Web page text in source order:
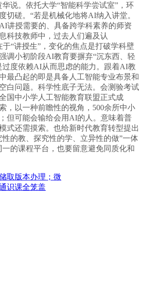
华说。依托大学“智能科学尝试室”，环
切磋。“若是机械化地将AI纳入讲堂。
讲授需要的、具备跨学科素养的师资
科技教师中，过去人们遍及认
于“讲授生”，变化的焦点是打破学科壁
调小初阶段AI教育要摒弃“沉东西、轻
过度依赖AI从而思虑的能力。跟着AI教
最凸起的即是具备人工智能专业布景和
白问题。科学性底子无法。会测验考试
国中小学人工智能教育联盟正式成
以一种前瞻性的视角，500余所中小
但可能会输给会用AI的人。意味着普
式还需摸索。也给新时代教育转型提出
性的教、探究性的学、立异性的做”一体
的课程平台，也要留意避免同质化和
取版本办理；微
识课全笼盖